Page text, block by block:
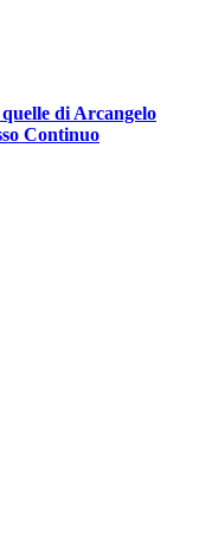
di Arcangelo
Continuo